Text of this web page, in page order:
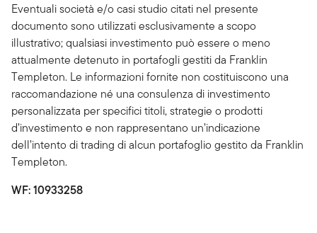
Eventuali società e/o casi studio citati nel presente
documento sono utilizzati esclusivamente a scopo
illustrativo; qualsiasi investimento può essere o meno
attualmente detenuto in portafogli gestiti da Franklin
Templeton. Le informazioni fornite non costituiscono una
raccomandazione né una consulenza di investimento
personalizzata per specifici titoli, strategie o prodotti
d’investimento e non rappresentano un’indicazione
dell’intento di trading di alcun portafoglio gestito da Franklin
Templeton.
WF: 10933258